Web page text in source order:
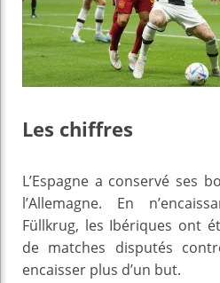
Les chiffres
L’Espagne a conservé ses
l’Allemagne. En
Füllkrug, les Ibériques ont
de matches disputés
encaisser plus d’un but.